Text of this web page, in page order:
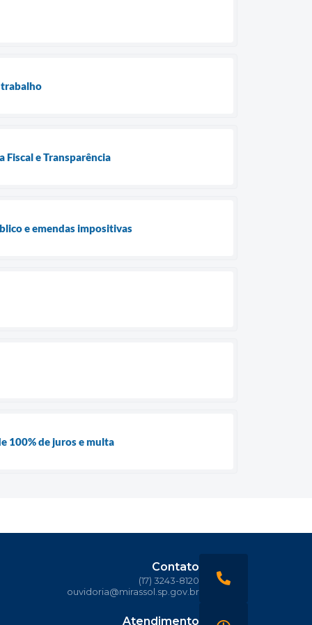
trabalho
Fiscal e Transparência
e emendas impositivas
100% de juros e multa
Contato
(17) 3243-8120
ouvidoria@mirassol.sp.gov.br
Atendimento